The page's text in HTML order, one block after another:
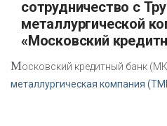
сотрудничество с
металлургической
«Московский
Московский кредитный банк
металлургическая компания